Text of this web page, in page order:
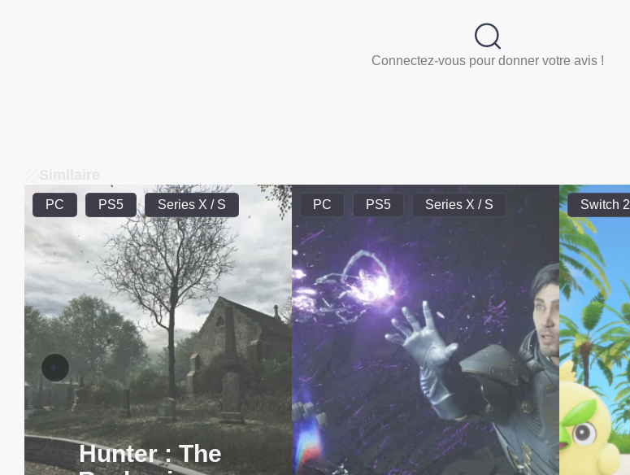
Connectez-vous pour donner votre avis !
PC PS5 Series X / S
Hunter : The
PC PS5 Series X / S Switch 2